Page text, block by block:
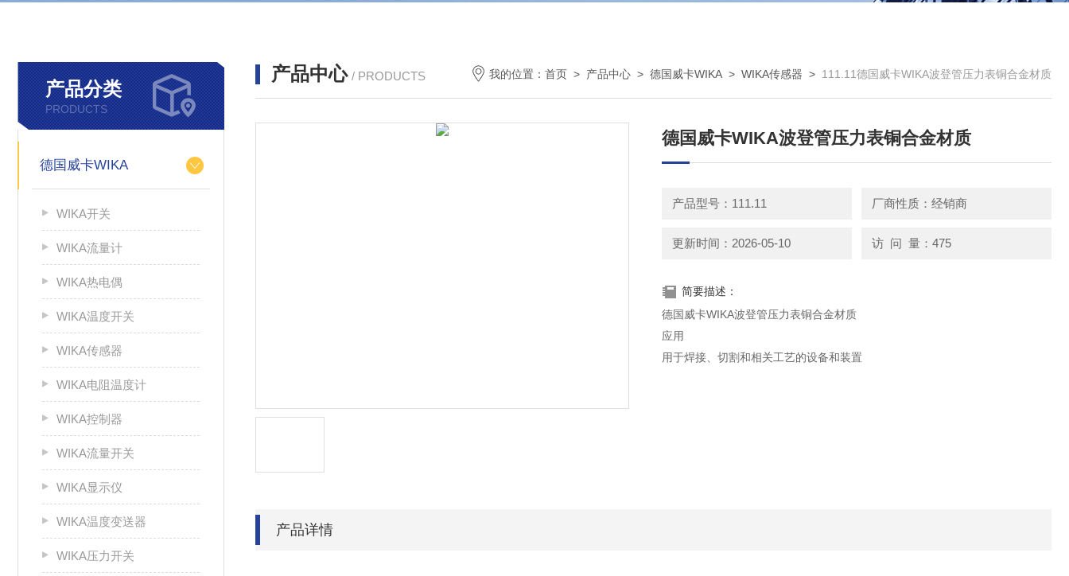
产品分类
PRODUCTS
德国威卡WIKA
WIKA开关
WIKA流量计
WIKA热电偶
WIKA温度开关
WIKA传感器
WIKA电阻温度计
WIKA控制器
WIKA流量开关
WIKA显示仪
WIKA温度变送器
WIKA压力开关
产品中心 / PRODUCTS 我的位置： 首页 > 产品中心 > 德国威卡WIKA > WIKA传感器 > 111.11德国威卡WIKA波登管压力表铜合金材质
德国威卡WIKA波登管压力表铜合金材质
产品型号：111.11 厂商性质：经销商
更新时间：2026-05-10 访 问 量：475
简要描述：
德国威卡WIKA波登管压力表铜合金材质
应用
用于焊接、切割和相关工艺的设备和装置
产品详情